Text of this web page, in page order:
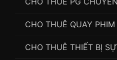
CHO THUÊ QUAY
CHO THUÊ THIẾT BỊ